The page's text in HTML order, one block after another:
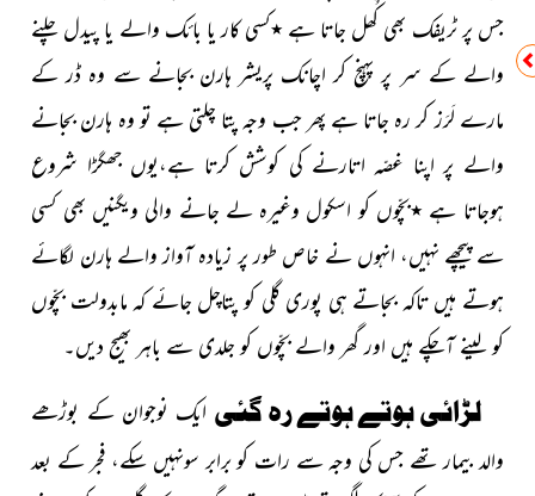
جس پر ٹریفک بھی کُھل جاتا ہے ٭کسی کار یا بائک والے یا پیدل چلنے
والے کے سر پر پہنچ کر اچانک پریشر ہارن بجانے سے وہ ڈر کے
مارے لَرَز کر رہ جاتا ہے پھر جب وجہ پتا چلتی ہے تو وہ ہارن بجانے
والے پر اپنا غصّہ اتارنے کی کوشش کرتا ہے،یوں جھگڑا شروع
ہوجاتا ہے ٭بچّوں کو اسکول وغیرہ لے جانے والی ویگنیں بھی کسی
سے پیچھے نہیں، انہوں نے خاص طور پر زیادہ آواز والے ہارن لگائے
ہوتے ہیں تاکہ بجاتے ہی پوری گلی کو پتاچل جائے کہ مابدولت بچّوں
کو لینے آچکے ہیں اور گھر والے بچّوں کو جلدی سے باہر بھیج دیں۔
لڑائی ہوتے ہوتے رہ گئی ایک نوجوان کے بوڑھے
والد بیمار تھے جس کی وجہ سے رات کو برابر سونہیں سکے، فجر کے بعد